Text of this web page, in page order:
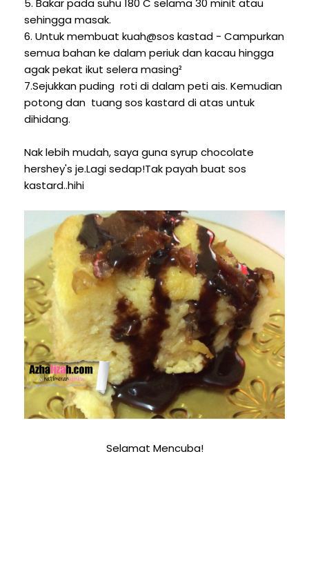
5. Bakar pada suhu 180 C selama 30 minit atau
sehingga masak.
6. Untuk membuat kuah@sos kastad - Campurkan
semua bahan ke dalam periuk dan kacau hingga
agak pekat ikut selera masing²
7.Sejukkan puding roti di dalam peti ais. Kemudian
potong dan tuang sos kastard di atas untuk
dihidang.
Nak lebih mudah, saya guna syrup chocolate
hershey's je.Lagi sedap!Tak payah buat sos
kastard..hihi
Selamat Mencuba!